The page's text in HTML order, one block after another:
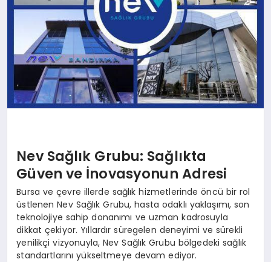
Nev Sağlık Grubu: Sağlıkta
Güven ve İnovasyonun Adresi
Bursa ve çevre illerde sağlık hizmetlerinde öncü bir rol
üstlenen Nev Sağlık Grubu, hasta odaklı yaklaşımı, son
teknolojiye sahip donanımı ve uzman kadrosuyla
dikkat çekiyor. Yıllardır süregelen deneyimi ve sürekli
yenilikçi vizyonuyla, Nev Sağlık Grubu bölgedeki sağlık
standartlarını yükseltmeye devam ediyor.